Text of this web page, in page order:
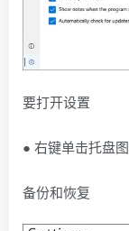
要打开设置
● 右键单击托盘
备份和恢复